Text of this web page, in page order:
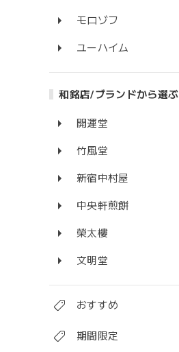
モロゾフ
ユーハイム
和銘店/ブランドから選ぶ
開運堂
竹風堂
新宿中村屋
中央軒煎餅
榮太樓
文明堂
おすすめ
期間限定